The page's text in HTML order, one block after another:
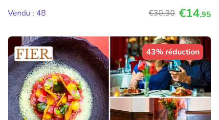
Vendu : 48
€30,30 €14,95
43% réduction